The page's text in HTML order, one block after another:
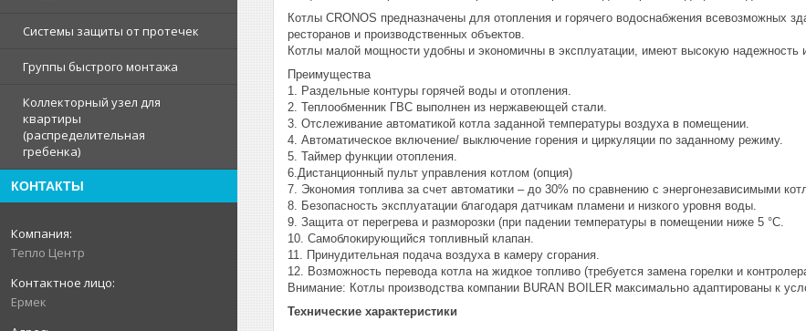
Системы защиты от протечек
Группы быстрого монтажа
Коллекторный узел для
квартиры
(распределительная
гребенка)
КОНТАКТЫ
Тепло Центр
Ермек
Котлы CRONOS предназначены для отопления и горячего водоснабжения всевозможных
ресторанов и производственных объектов.
Котлы малой мощности удобны и экономичны в эксплуатации, имеют высокую надежность
Преимущества
1. Раздельные контуры горячей воды и отопления.
2. Теплообменник ГВС выполнен из нержавеющей стали.
3. Отслеживание автоматикой котла заданной температуры воздуха в помещении.
4. Автоматическое включение/ выключение горения и циркуляции по заданному режиму.
5. Таймер функции отопления.
6.Дистанционный пульт управления котлом (опция)
7. Экономия топлива за счет автоматики – до 30% по сравнению с энергонезависимыми
8. Безопасность эксплуатации благодаря датчикам пламени и низкого уровня воды.
9. Защита от перегрева и разморозки (при падении температуры в помещении ниже 5 °С.
10. Самоблокирующийся топливный клапан.
11. Принудительная подача воздуха в камеру сгорания.
12. Возможность перевода котла на жидкое топливо (требуется замена горелки и
Внимание: Котлы производства компании BURAN BOILER максимально адаптированы к
Технические характеристики